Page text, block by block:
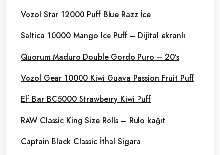
Vozol Star 12000 Puff Blue Razz İce
Saltica 10000 Mango Ice Puff – Dijital ekranlı
Quorum Maduro Double Gordo Puro – 20’s
Vozol Gear 10000 Kiwi Guava Passion Fruit Puff
Elf Bar BC5000 Strawberry Kiwi Puff
RAW Classic King Size Rolls – Rulo kağıt
Captain Black Classic İthal Sigara